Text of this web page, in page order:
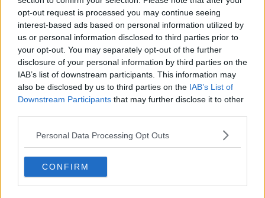
opt-out request is processed you may continue seeing
interest-based ads based on personal information utilized by
us or personal information disclosed to third parties prior to
your opt-out. You may separately opt-out of the further
disclosure of your personal information by third parties on the
IAB’s list of downstream participants. This information may
also be disclosed by us to third parties on the IAB’s List of
Downstream Participants that may further disclose it to other
Personal Data Processing Opt Outs
CONFIRM
Johnson, da Trump a Biden alla Brexit
L'AUKUS e il Quad
Biden, primo presidente USA non in guerra
Papa Bergoglio vedrà Viktor Orbán
Bennet, un giorno in attesa di Biden
Il ritorno dei talebani
​La lenta agonia del Libano
Sudafrica, è allarme alimentare
Usa di nuovo al centro della geopolitica internazionale
In Medioriente non ci sono favole, solo realtà
Biden chiama ma Netanyahu non risponde
Niente di nuovo in Medioriente
La forza di Boris Johnson
Biden nuovo alleato armeno contro la Turchia